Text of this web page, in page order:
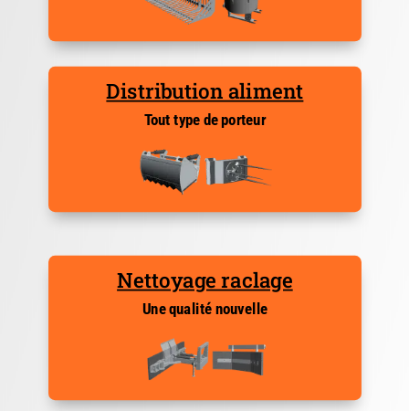
Distribution aliment
Tout type de porteur
Nettoyage raclage
Une qualité nouvelle